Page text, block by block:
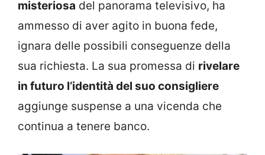
misteriosa del panorama televisivo, ha
ammesso di aver agito in buona fede,
ignara delle possibili conseguenze della
sua richiesta. La sua promessa di rivelare
in futuro l’identità del suo consigliere
aggiunge suspense a una vicenda che
continua a tenere banco.